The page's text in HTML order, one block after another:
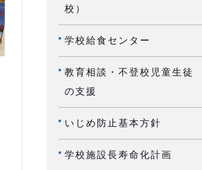
校）
学校給食センター
教育相談・不登校児童生徒
の支援
いじめ防止基本方針
学校施設長寿命化計画